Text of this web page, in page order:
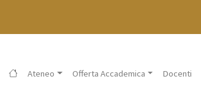
Ateneo Offerta Accademica Docenti